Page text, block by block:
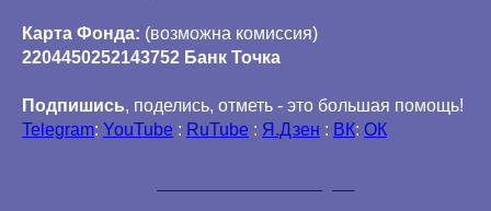
Карта Фонда: (возможна комиссия)
2204450252143752 Банк Точка
Подпишись, поделись, отметь - это большая помощь!
Telegram: YouTube : RuTube : Я.Дзен : ВК: ОК